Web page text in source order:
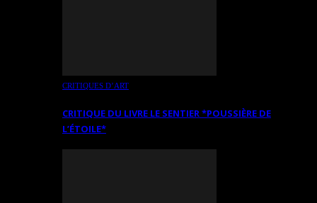
CRITIQUES D’ART
CRITIQUE DU LIVRE LE SENTIER *POUSSIÈRE DE
L’ÉTOILE*